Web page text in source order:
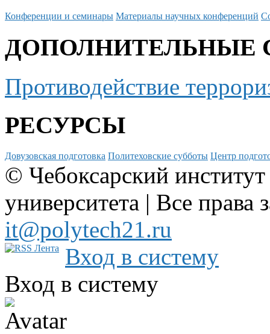
Конференции и семинары Материалы научных конференций
ДОПОЛНИТЕЛЬНЫЕ
Противодействие
РЕСУРСЫ
Довузовская подготовка Политеховские субботы Центр
© Чебоксарский
университета | Все
it@polytech21.ru
Вход в систему
Вход в систему